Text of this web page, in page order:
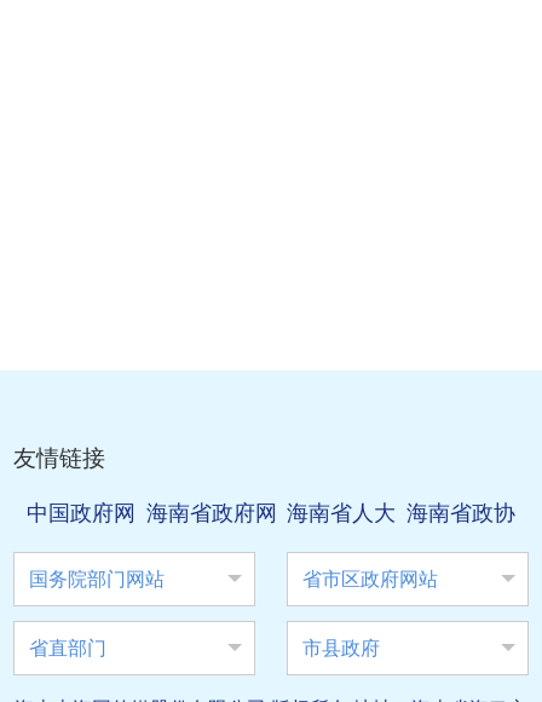
友情链接
中国政府网 海南省政府网 海南省人大 海南省政协
国务院部门网站 省市区政府网站
省直部门 市县政府